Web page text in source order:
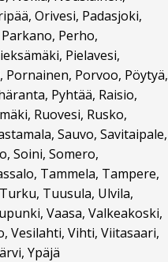
Orivesi, Padasjoki,
Perho,
Pielavesi,
Porvoo, Pöytyä,
Pyhtää, Raisio,
Ruovesi, Rusko,
Sauvo, Savitaipale,
Soini, Somero,
Tammela, Tampere,
Tuusula, Ulvila,
Vaasa, Valkeakoski,
Vesilahti, Vihti, Viitasaari,
Ypäjä